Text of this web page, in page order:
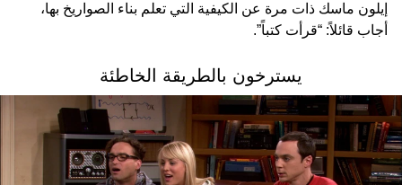
إيلون ماسك ذات مرة عن الكيفية التي تعلم بناء الصواريخ بها،
أجاب قائلاً: “قرأت كتباً”.
يسترخون بالطريقة الخاطئة